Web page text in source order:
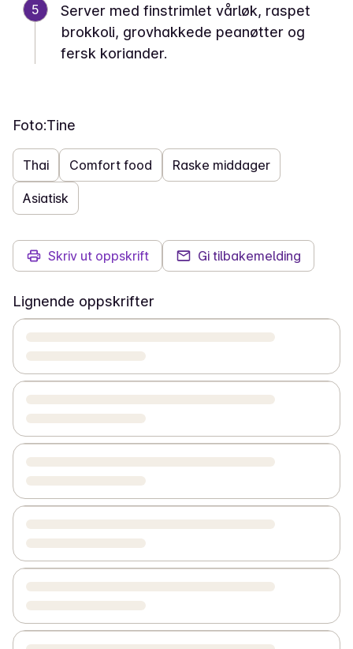
5
Server med finstrimlet vårløk, raspet
brokkoli, grovhakkede peanøtter og
fersk koriander.
Foto:Tine
Thai Comfort food Raske middager
Asiatisk
Skriv ut oppskrift Gi tilbakemelding
Lignende oppskrifter